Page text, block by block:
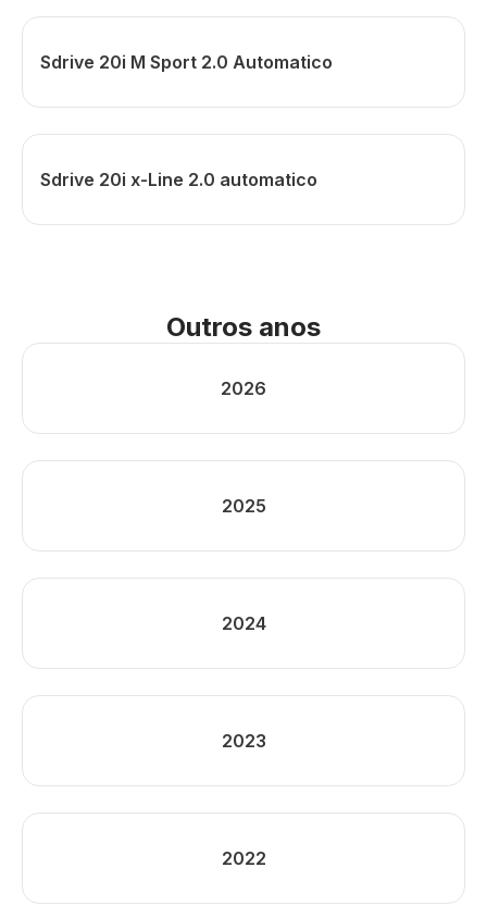
Sdrive 20i M Sport 2.0 Automatico
Sdrive 20i x-Line 2.0 automatico
Outros anos
2026
2025
2024
2023
2022